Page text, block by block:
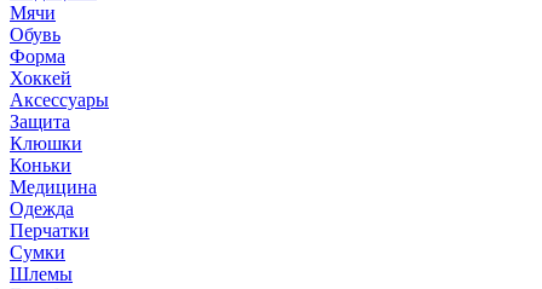
Мячи
Обувь
Форма
Хоккей
Аксессуары
Защита
Клюшки
Коньки
Медицина
Одежда
Перчатки
Сумки
Шлемы